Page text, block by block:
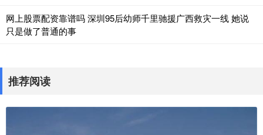
网上股票配资靠谱吗 深圳95后幼师千里驰援广西救灾一线 她说
只是做了普通的事
推荐阅读